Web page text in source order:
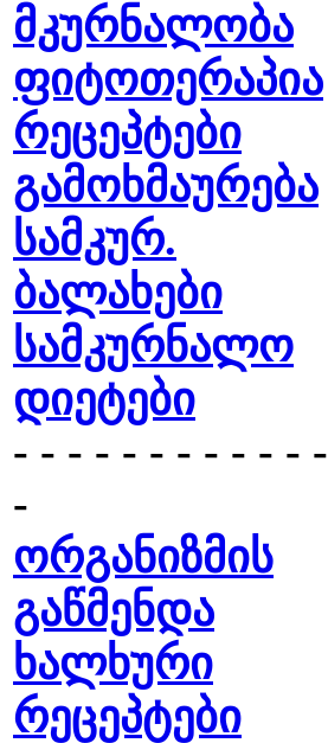
მკურნალობა
ფიტოთერაპია
რეცეპტები
გამოხმაურება
სამკურ.
ბალახები
სამკურნალო
დიეტები
- - - - - - - - - - - -
-
ორგანიზმის
გაწმენდა
ხალხური
რეცეპტები